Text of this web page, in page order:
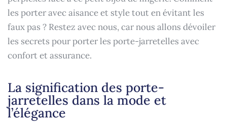
les porter avec aisance et style tout en évitant les
faux pas ? Restez avec nous, car nous allons dévoiler
les secrets pour porter les porte-jarretelles avec
confort et assurance.
La signification des porte-
jarretelles dans la mode et
l’élégance